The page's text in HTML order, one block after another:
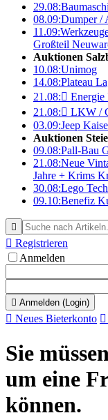
29.08:
08.09:Dumper /
11.09:
Großteil
Auktionen
10.08:Unimog
14.08:Plateau
21.08: Energie
21.08: LKW /
03.09:Jeep
Auktionen
09.08:Pall-Bau
21.08:Neue
Jahre + Krims
30.08:Lego
09.10:Benefiz

 Registrieren
Anmelden
 Anmelden (Login)
 Neues Bieterkonto 
Sie
um eine
können.